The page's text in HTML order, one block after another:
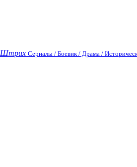
Штрих Сериалы / Боевик / Драма /